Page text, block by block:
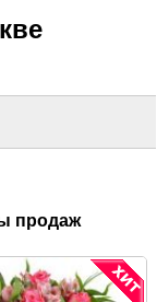
продаж